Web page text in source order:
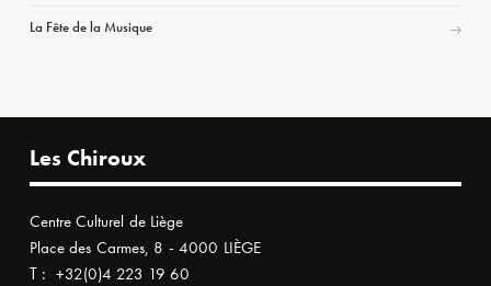
La Fête de la Musique
Les Chiroux
Centre Culturel de Liège
Place des Carmes, 8 - 4000 LIÈGE
T : +32(0)4 223 19 60